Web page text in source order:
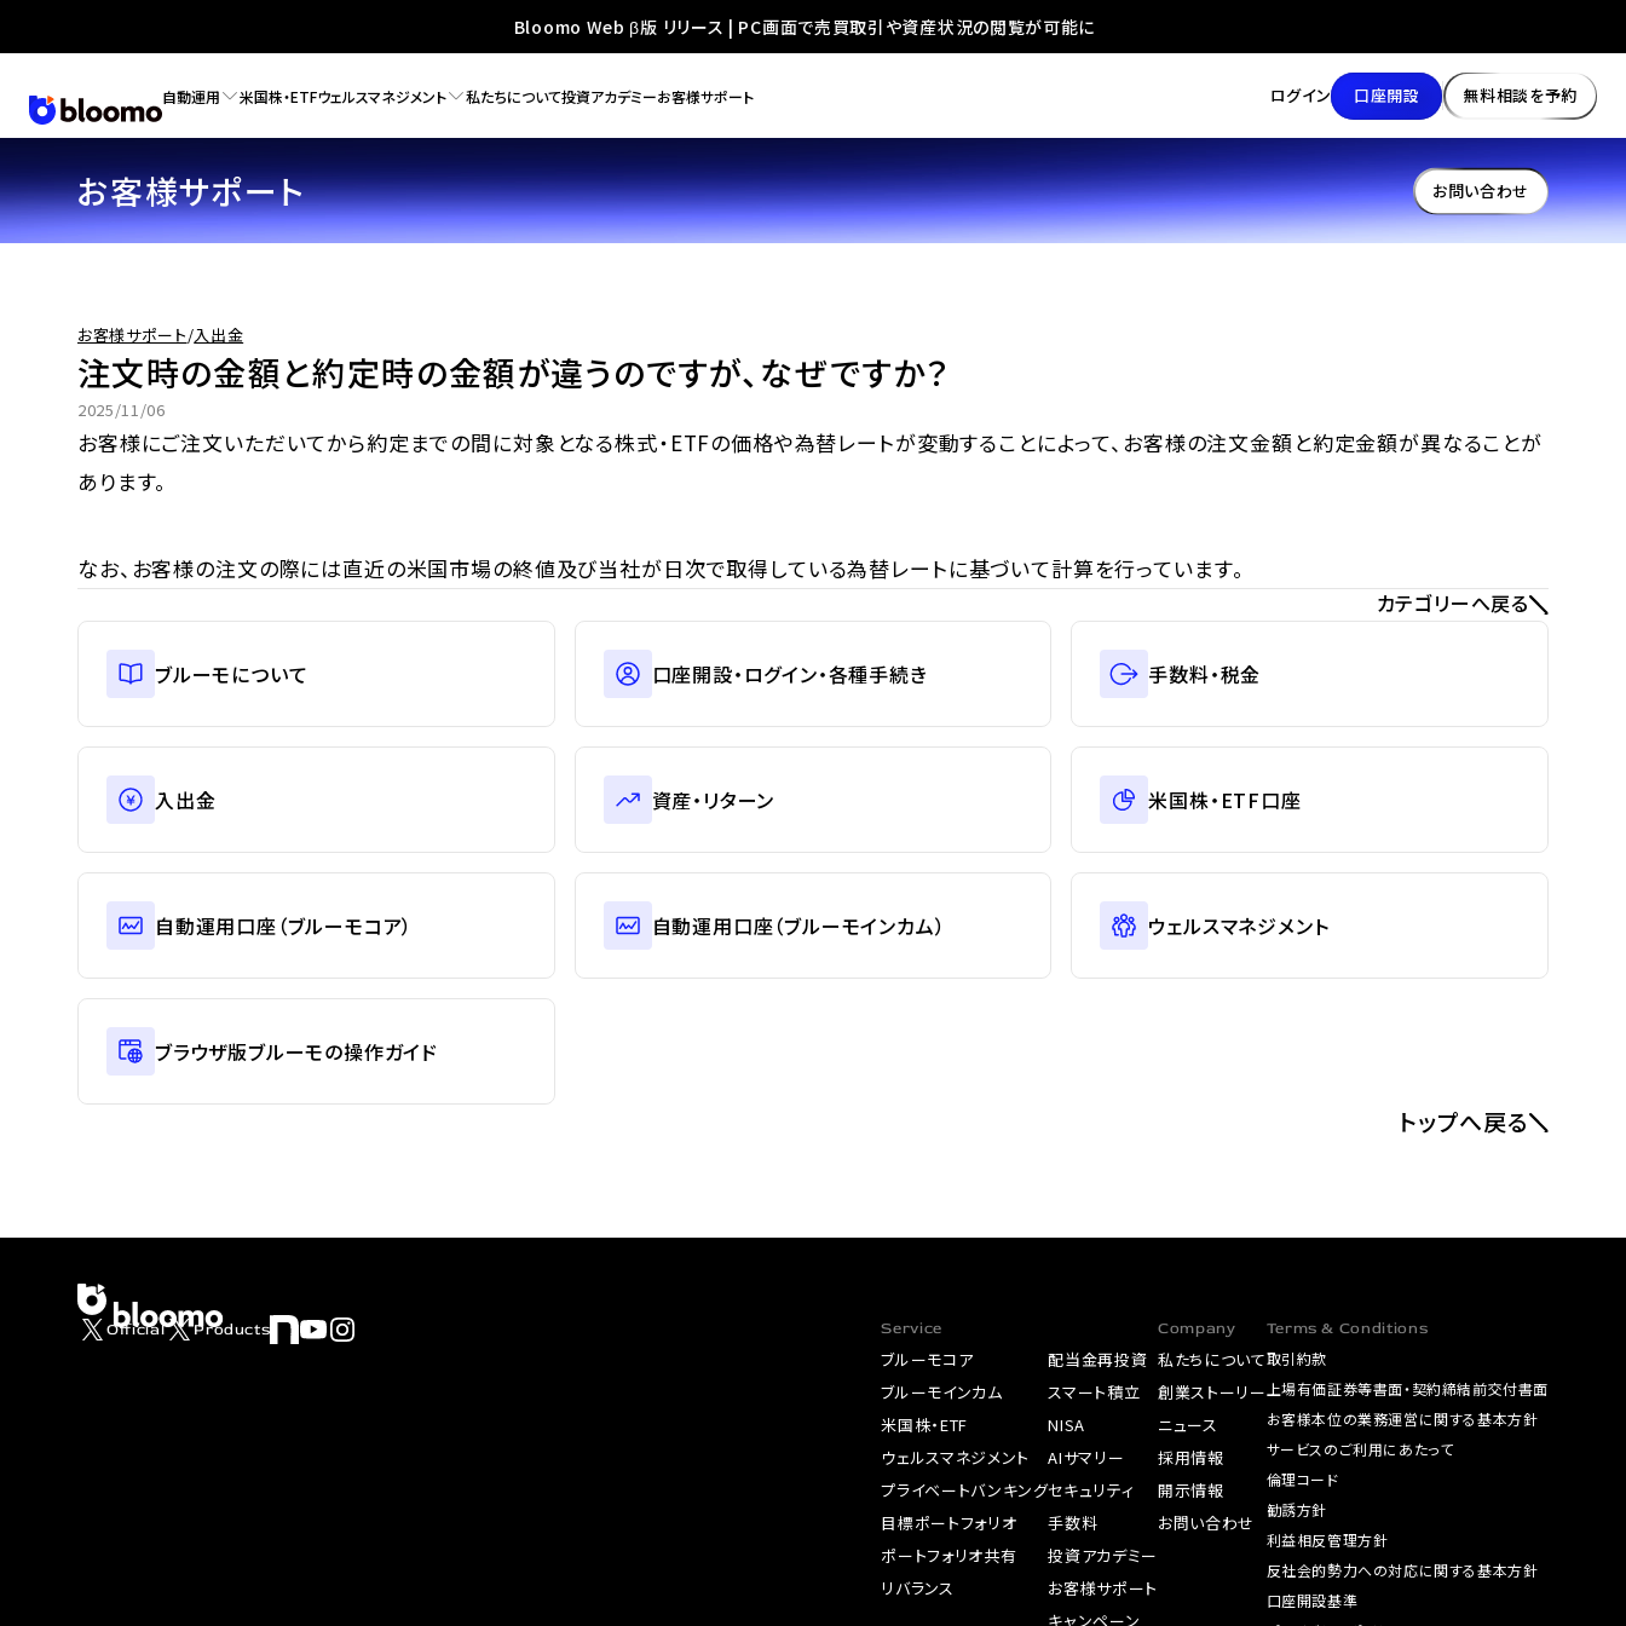
お客様サポート お問い合わせ
お客様サポート/入出金
注文時の金額と約定時の金額が違うのですが、なぜですか？
2025/11/06
お客様にご注文いただいてから約定までの間に対象となる株式・ETFの価格や為替レートが変動することによって、お客様の注文金額と約定金額が異なることが
あります。
なお、お客様の注文の際には直近の米国市場の終値及び当社が日次で取得している為替レートに基づいて計算を行っています。
カテゴリーへ戻る
ブルーモについて 口座開設・ログイン・各種手続き 手数料・税金
入出金 資産・リターン 米国株・ETF口座
自動運用口座（ブルーモコア） 自動運用口座（ブルーモインカム） ウェルスマネジメント
ブラウザ版ブルーモの操作ガイド
トップへ戻る
Bloomo Web β版 リリース | PC画面で売買取引や資産状況の閲覧が可能に
自動運用 米国株・ETFウェルスマネジメント 私たちについて投資アカデミーお客様サポート ログイン 口座開設 無料相談を予約
Official Products Service
ブルーモコア
ブルーモインカム
米国株・ETF
ウェルスマネジメント
プライベートバンキング
目標ポートフォリオ
ポートフォリオ共有
リバランス
配当金再投資
スマート積立
NISA
AIサマリー
セキュリティ
手数料
投資アカデミー
お客様サポート
キャンペーン
Company
私たちについて
創業ストーリー
ニュース
採用情報
開示情報
お問い合わせ
Terms & Conditions
取引約款
上場有価証券等書面・契約締結前交付書面
お客様本位の業務運営に関する基本方針
サービスのご利用にあたって
倫理コード
勧誘方針
利益相反管理方針
反社会的勢力への対応に関する基本方針
口座開設基準